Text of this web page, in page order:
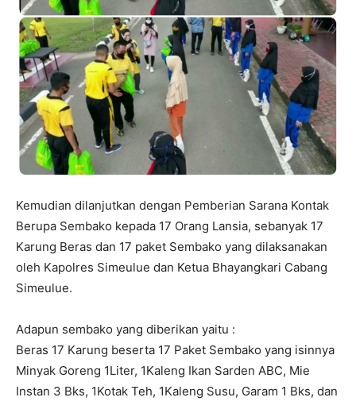
Kemudian dilanjutkan dengan Pemberian Sarana Kontak
Berupa Sembako kepada 17 Orang Lansia, sebanyak 17
Karung Beras dan 17 paket Sembako yang dilaksanakan
oleh Kapolres Simeulue dan Ketua Bhayangkari Cabang
Simeulue.
Adapun sembako yang diberikan yaitu :
Beras 17 Karung beserta 17 Paket Sembako yang isinnya
Minyak Goreng 1Liter, 1Kaleng Ikan Sarden ABC, Mie
Instan 3 Bks, 1Kotak Teh, 1Kaleng Susu, Garam 1 Bks, dan